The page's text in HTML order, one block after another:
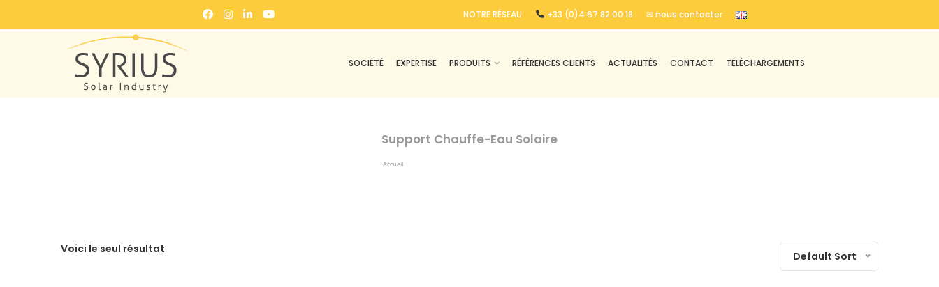
NOTRE RÉSEAU +33 (0)4 67 82 00 18 ✉ nous contacter
SOCIÉTÉ EXPERTISE PRODUITS RÉFÉRENCES CLIENTS ACTUALITÉS CONTACT TÉLÉCHARGEMENTS
Support Chauffe-Eau Solaire
Accueil
Voici le seul résultat
Default Sort